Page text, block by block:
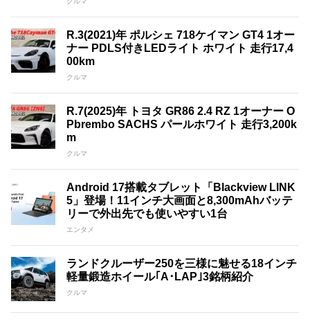
R.3(2021)年 ポルシェ 718ケイマン GT4 1オー
ナー PDLS付きLEDライト ホワイト 走行17,4
00km
クルマ
R.7(2025)年 トヨタ GR86 2.4 RZ 1オーナー O
Pbrembo SACHS パールホワイト 走行3,200k
m
クルマ
Android 17搭載タブレット「Blackview LINK
5」登場！11インチ大画面と8,300mAhバッテ
リーで外出先でも使いやすい1台
エンタメ
ランドクルーザー250を三様に魅せる18インチ
軽量鍛造ホイール｢A･LAP｣3銘柄紹介
クルマ